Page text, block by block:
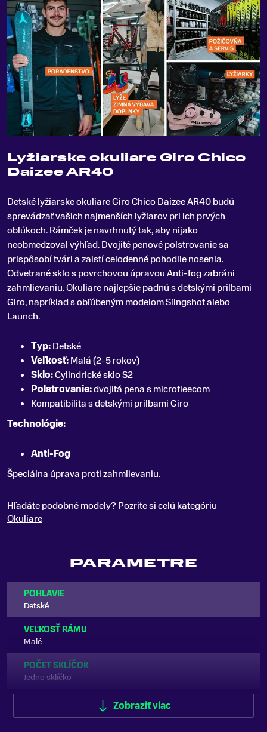
Lyžiarske okuliare Giro Chico
Daizee AR40
Detské lyžiarske okuliare Giro Chico Daizee AR40 budú
sprevádzať vašich najmenších lyžiarov pri ich prvých
oblúkoch.Rámček je navrhnutý tak, aby nijako
neobmedzoval výhľad. Dvojité penové polstrovanie sa
prispôsobí tvári a zaistí celodenné pohodlie nosenia.
Odvetrané sklo s povrchovou úpravou Anti-fog zabráni
zahmlievaniu. Okuliare najlepšie padnú s detskými prilbami
Giro, napríklad s obľúbeným modelom Slingshot alebo
Launch.
Typ:Detské
Veľkosť:Malá (2-5 rokov)
Sklo:Cylindrické sklo S2
Polstrovanie:dvojitá pena s microfleecom
Kompatibilita s detskými prilbami Giro
Technológie:
Anti-Fog
Špeciálna úprava proti zahmlievaniu.
Hľadáte podobné modely? Pozrite si celú kategóriu
Okuliare
PARAMETRE
POHLAVIE
Detské
VEĽKOSŤ RÁMU
Malé
POČET SKLÍČOK
Jedno sklíčko
Zobraziť viac